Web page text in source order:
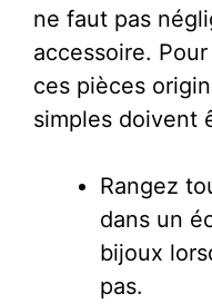
ne faut pas
accessoire.
ces pièces
simples doivent
Rangez
dans un
bijoux
pas.